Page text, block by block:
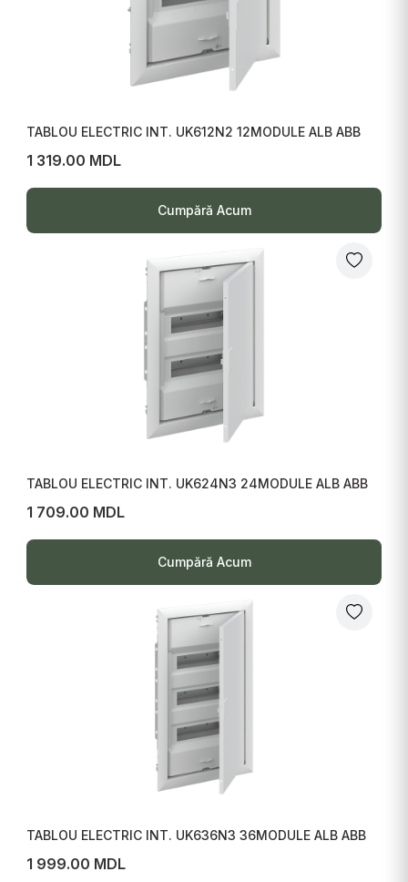
TABLOU ELECTRIC INT. UK612N2 12MODULE ALB ABB
1 319.00 MDL
Cumpără Acum
TABLOU ELECTRIC INT. UK624N3 24MODULE ALB ABB
1 709.00 MDL
Cumpără Acum
TABLOU ELECTRIC INT. UK636N3 36MODULE ALB ABB
1 999.00 MDL